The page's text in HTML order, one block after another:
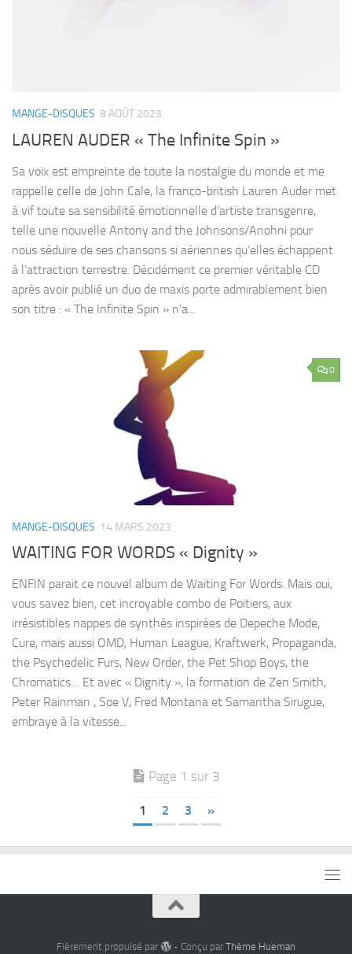
MANGE-DISQUES 8 AOÛT 2023
LAUREN AUDER « The Infinite Spin »
Sa voix est empreinte de toute la nostalgie du monde et me
rappelle celle de John Cale, la franco-british Lauren Auder met
à vif toute sa sensibilité émotionnelle d’artiste transgenre,
telle une nouvelle Antony and the Johnsons/Anohni pour
nous séduire de ses chansons si aériennes qu’elles échappent
à l’attraction terrestre. Décidément ce premier véritable CD
après avoir publié un duo de maxis porte admirablement bien
son titre : « The Infinite Spin » n’a...
0
MANGE-DISQUES 14 MARS 2023
WAITING FOR WORDS « Dignity »
ENFIN parait ce nouvel album de Waiting For Words. Mais oui,
vous savez bien, cet incroyable combo de Poitiers, aux
irrésistibles nappes de synthès inspirées de Depeche Mode,
Cure, mais aussi OMD, Human League, Kraftwerk, Propaganda,
the Psychedelic Furs, New Order, the Pet Shop Boys, the
Chromatics… Et avec « Dignity », la formation de Zen Smith,
Peter Rainman , Soe V, Fred Montana et Samantha Sirugue,
embraye à la vitesse...
Page 1 sur 3
1 2 3 »
Fièrement propulsé par - Conçu par Thème Hueman